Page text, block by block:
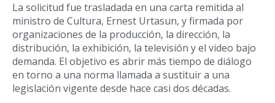
La solicitud fue trasladada en una carta remitida al
ministro de Cultura, Ernest Urtasun, y firmada por
organizaciones de la producción, la dirección, la
distribución, la exhibición, la televisión y el video bajo
demanda. El objetivo es abrir más tiempo de diálogo
en torno a una norma llamada a sustituir a una
legislación vigente desde hace casi dos décadas.